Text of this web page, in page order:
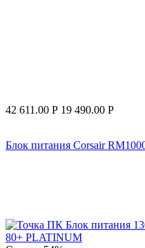
42 611.00 Р 19 490.00 Р
Блок питания Corsair